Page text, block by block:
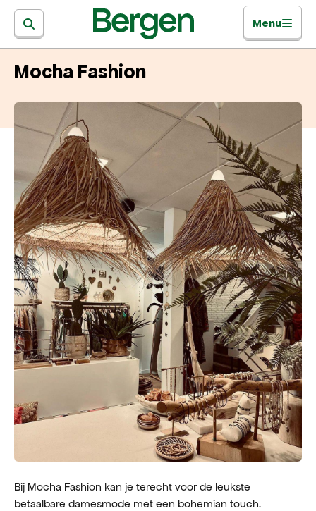
Menu
Mocha Fashion
Bij Mocha Fashion kan je terecht voor de leukste
betaalbare damesmode met een bohemian touch. ​